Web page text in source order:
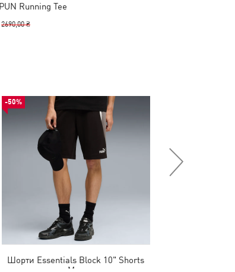
Running Tee
2690,00 ₴
-50%
Шорти Essentials Block 10" Shorts
Men